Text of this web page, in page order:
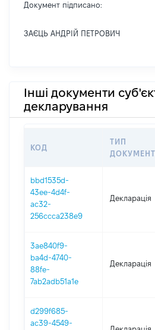
Документ підписано:
ЗАЄЦЬ АНДРІЙ ПЕТРОВИЧ
Інші документи
декларування
КОД
ТИП
bbd1535d-
43ee-4d4f-
ac32-
256ccca238e9
Декларація
3ae840f9-
ba4d-4740-
88fe-
7ab2adb51a1e
Декларація
d299f685-
ac39-4549-